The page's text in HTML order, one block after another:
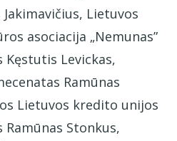
Lietuvos
asociacija „Nemunas”
Levickas,
Ramūnas
Lietuvos kredito unijos
Stonkus,